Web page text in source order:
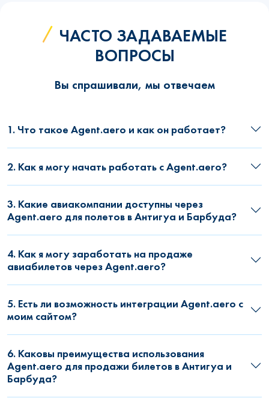
ЧАСТО ЗАДАВАЕМЫЕ
ВОПРОСЫ
Вы спрашивали, мы отвечаем
1. Что такое Agent.aero и как он работает?
2. Как я могу начать работать с Agent.aero?
3. Какие авиакомпании доступны через
Agent.aero для полетов в Антигуа и Барбуда?
4. Как я могу заработать на продаже
авиабилетов через Agent.aero?
5. Есть ли возможность интеграции Agent.aero с
моим сайтом?
6. Каковы преимущества использования
Agent.aero для продажи билетов в Антигуа и
Барбуда?